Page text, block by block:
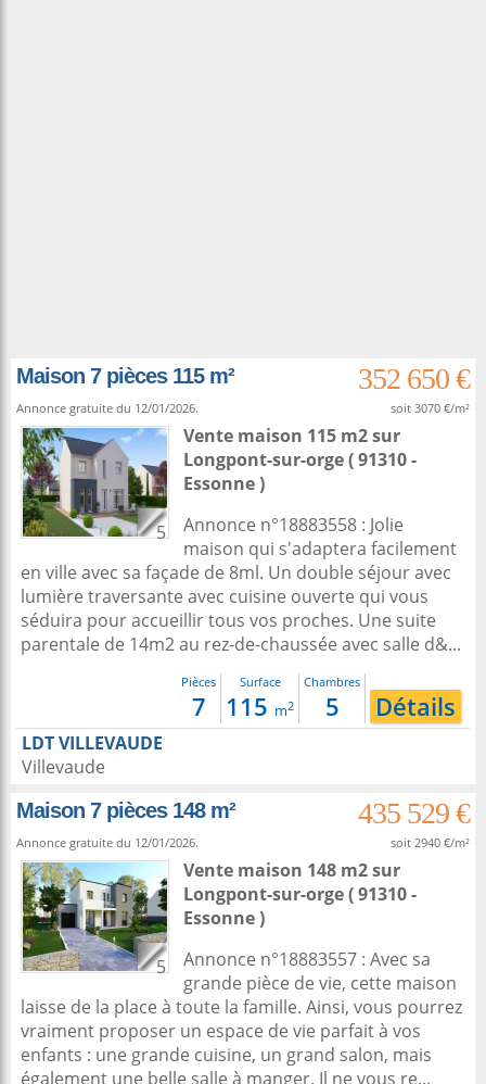
Maison 7 pièces 115 m² 352 650 €
Annonce gratuite du 12/01/2026. soit 3070 €/m²
5
Vente maison 115 m2sur
Longpont-sur-orge( 91310 -
Essonne )
Annonce n°18883558 : Jolie
maison qui s'adaptera facilement
en ville avec sa façade de 8ml. Un double séjour avec
lumière traversante avec cuisine ouverte qui vous
séduira pour accueillir tous vos proches. Une suite
parentale de 14m2 au rez-de-chaussée avec salle d&...
Pièces
7
Surface
115 m2
Chambres
5 Détails
LDT VILLEVAUDE
Villevaude
Maison 7 pièces 148 m²
435 529 €
Annonce gratuite du 12/01/2026. soit 2940 €/m²
5
Vente maison 148 m2sur
Longpont-sur-orge( 91310 -
Essonne )
Annonce n°18883557 : Avec sa
grande pièce de vie, cette maison
laisse de la place à toute la famille. Ainsi, vous pourrez
vraiment proposer un espace de vie parfait à vos
enfants : une grande cuisine, un grand salon, mais
également une belle salle à manger. Il ne vous re...